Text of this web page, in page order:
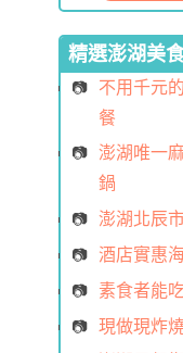
精選澎湖美
不用千元
餐
澎湖唯一
鍋
澎湖北辰
酒店實惠
素食者能
現做現炸